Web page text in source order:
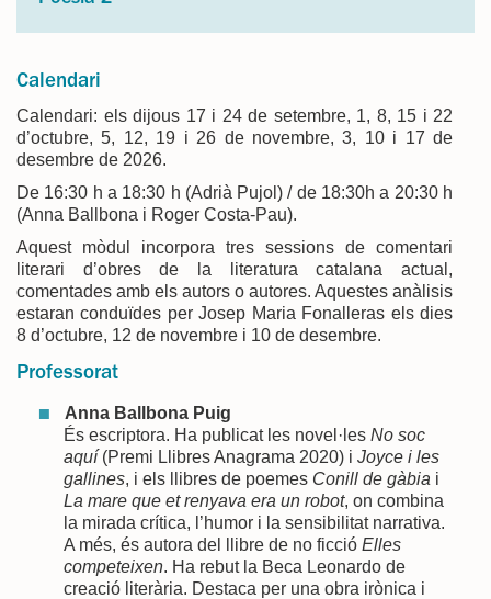
Calendari
Calendari: els dijous 17 i 24 de setembre, 1, 8, 15 i 22
d’octubre, 5, 12, 19 i 26 de novembre, 3, 10 i 17 de
desembre de 2026.
De 16:30 h a 18:30 h (Adrià Pujol) / de 18:30h a 20:30 h
(Anna Ballbona i Roger Costa-Pau).
Aquest mòdul incorpora tres sessions de comentari
literari d’obres de la literatura catalana actual,
comentades amb els autors o autores. Aquestes anàlisis
estaran conduïdes per Josep Maria Fonalleras els dies
8 d’octubre, 12 de novembre i 10 de desembre.
Professorat
Anna Ballbona Puig
És escriptora. Ha publicat les novel·lesNo soc
aquí(Premi Llibres Anagrama 2020) iJoyce i les
gallines, i els llibres de poemes Conill de gàbia i
La mare que et renyava era un robot, on combina
la mirada crítica, l’humor i la sensibilitat narrativa.
A més, és autora del llibre de no ficcióElles
competeixen. Ha rebut la Beca Leonardo de
creació literària. Destaca per una obra irònica i